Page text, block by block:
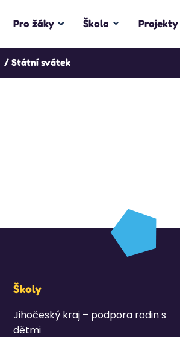
Pro žáky Škola Projekty
Státní svátek
Školy
Jihočeský kraj – podpora rodin s
dětmi